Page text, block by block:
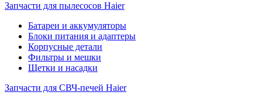
Запчасти для пылесосов Haier
Батареи и аккумуляторы
Блоки питания и адаптеры
Корпусные детали
Фильтры и мешки
Щетки и насадки
Запчасти для СВЧ-печей Haier